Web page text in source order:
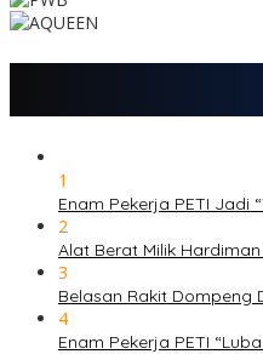
1
Enam Pekerja PETI Jadi
2
Alat Berat Milik
3
Belasan Rakit Dompeng
4
Enam Pekerja PETI